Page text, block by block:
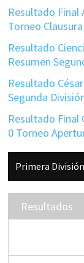
Resultado Final
Torneo
Resultado
Resumen
Resultado
Segunda
Resultado Final
0 Torneo
Barra
lateral
principal
Primera
Resultados